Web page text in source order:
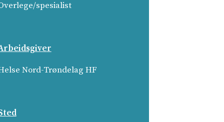
spesialist
Nord-Trøndelag HF